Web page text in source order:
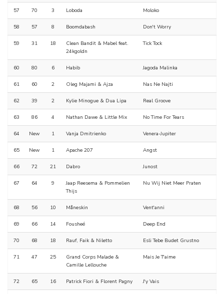
57 70 3 Loboda Moloko
58 57 8 Boomdabash Don't Worry
59 31 18
Clean Bandit & Mabel feat.
24kgoldn
Tick Tock
60 80 6 Habib Jagoda Malinka
61 60 2 Oleg Majami & Ajza Nas Ne Najti
62 39 2 Kylie Minogue & Dua Lipa Real Groove
63 86 4 Nathan Dawe & Little Mix No Time For Tears
64 New 1 Vanja Dmitrienko Venera-Jupiter
65 New 1 Apache 207 Angst
66 72 21 Dabro Junost
67 64 9
Jaap Reesema & Pommelien
Thijs
Nu Wij Niet Meer Praten
68 56 10 Måneskin Vent'anni
69 66 14 Fousheé Deep End
70 68 18 Rauf, Faik & Niletto Esli Tebe Budet Grustno
71 47 25
Grand Corps Malade &
Camille Lellouche
Mais Je T'aime
72 65 16 Patrick Fiori & Florent Pagny J'y Vais